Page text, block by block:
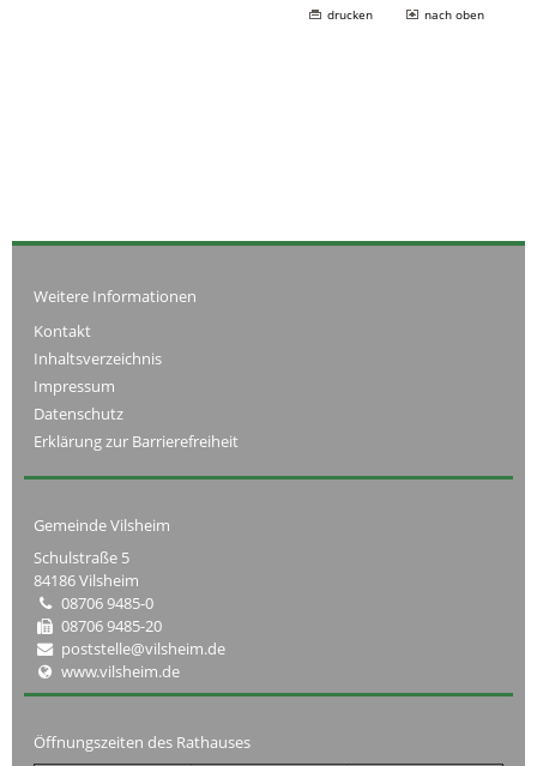
drucken nach oben
Weitere Informationen
Kontakt
Inhaltsverzeichnis
Impressum
Datenschutz
Erklärung zur Barrierefreiheit
Gemeinde Vilsheim
Schulstraße 5
84186 Vilsheim
08706 9485-0
08706 9485-20
poststelle@vilsheim.de
www.vilsheim.de
Öffnungszeiten des Rathauses